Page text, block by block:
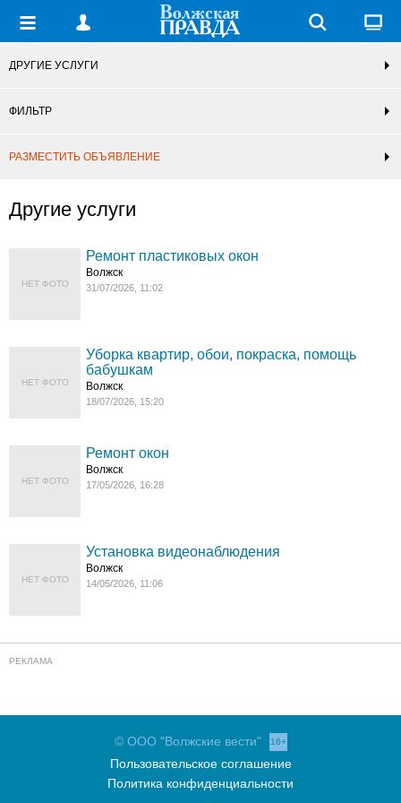
ДРУГИЕ УСЛУГИ
ФИЛЬТР
РАЗМЕСТИТЬ ОБЪЯВЛЕНИЕ
Другие услуги
НЕТ ФОТО
Ремонт пластиковых окон
Волжск
31/07/2026, 11:02
НЕТ ФОТО
Уборка квартир, обои, покраска, помощь
бабушкам
Волжск
18/07/2026, 15:20
НЕТ ФОТО
Ремонт окон
Волжск
17/05/2026, 16:28
НЕТ ФОТО
Установка видеонаблюдения
Волжск
14/05/2026, 11:06
© ООО "Волжские вести" 16+
Пользовательское соглашение
Политика конфиденциальности